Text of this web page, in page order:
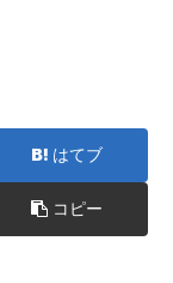
はてブ
コピー